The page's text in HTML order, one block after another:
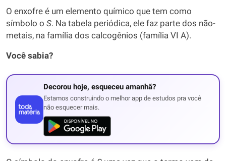
O enxofre é um elemento químico que tem como
símbolo o S. Na tabela periódica, ele faz parte dos não-
metais, na família dos calcogênios (família VI A).
Você sabia?
Decorou hoje, esqueceu amanhã?
Estamos construindo o melhor app de estudos pra você
não esquecer mais.